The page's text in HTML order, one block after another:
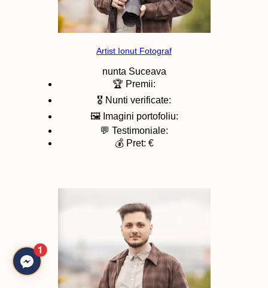
Artist Ionut Fotograf
nunta Suceava
🏆 Premii:
🎖️ Nunti verificate:
🖼️ Imagini portofoliu:
💬 Testimoniale:
💰 Pret: €